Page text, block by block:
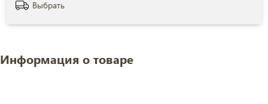
Выбрать
Информация о товаре